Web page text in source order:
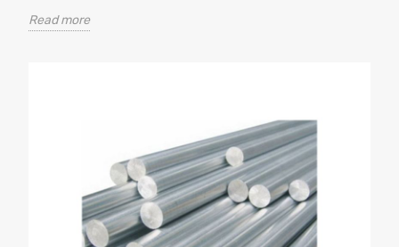
Read more